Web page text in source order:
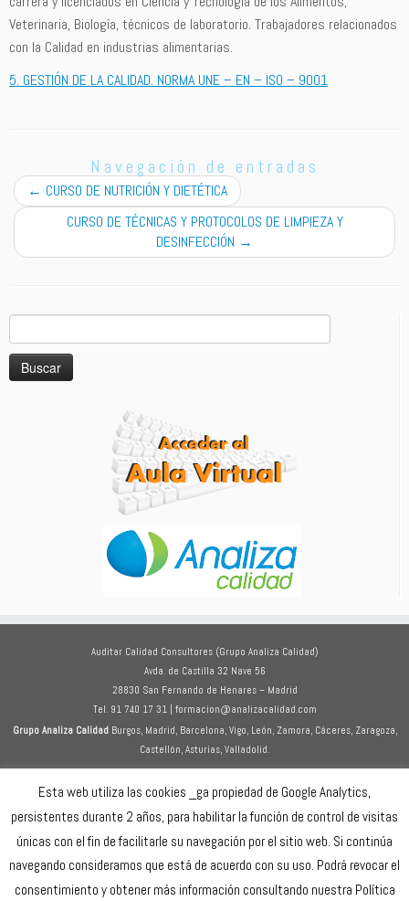
Veterinaria, Biología, técnicos de laboratorio. Trabajadores relacionados
con la Calidad en industrias alimentarias.
5. GESTIÓN DE LA CALIDAD. NORMA UNE – EN – ISO – 9001
Navegación de entradas
← CURSO DE NUTRICIÓN Y DIETÉTICA
CURSO DE TÉCNICAS Y PROTOCOLOS DE LIMPIEZA Y
DESINFECCIÓN →
Auditar Calidad Consultores (Grupo Analiza Calidad)
Avda. de Castilla 32 Nave 56
28830 San Fernando de Henares – Madrid
Tel. 91 740 17 31 | formacion@analizacalidad.com
Grupo Analiza CalidadBurgos, Madrid, Barcelona, Vigo, León, Zamora, Cáceres, Zaragoza,
Castellón, Asturias, Valladolid.
Política de privacidad
Política de cookies
Esta web utiliza las cookies _ga propiedad de Google Analytics,
persistentes durante 2 años, para habilitar la función de control de visitas
únicas con el fin de facilitarle su navegación por el sitio web. Si continúa
navegando consideramos que está de acuerdo con su uso. Podrá revocar el
consentimiento y obtener más información consultando nuestra Política